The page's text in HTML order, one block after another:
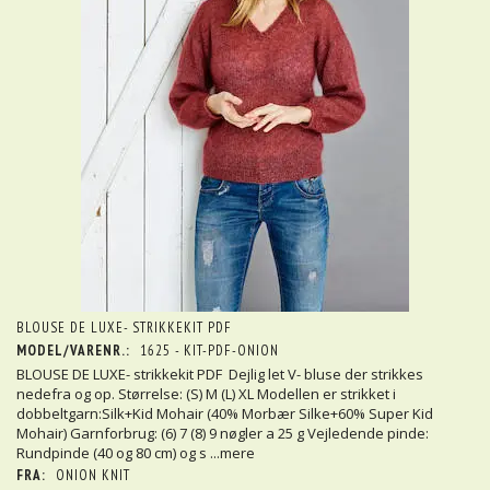
BLOUSE DE LUXE- STRIKKEKIT PDF
MODEL/VARENR.:
1625 - KIT-PDF-ONION
BLOUSE DE LUXE- strikkekit PDF Dejlig let V- bluse der strikkes
nedefra og op. Størrelse: (S) M (L) XL Modellen er strikket i
dobbeltgarn:Silk+Kid Mohair (40% Morbær Silke+60% Super Kid
Mohair) Garnforbrug: (6) 7 (8) 9 nøgler a 25 g Vejledende pinde:
Rundpinde (40 og 80 cm) og s ...mere
FRA:
ONION KNIT